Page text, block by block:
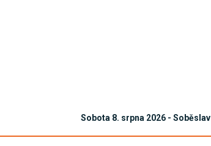
Sobota 8. srpna 2026 - Soběslav